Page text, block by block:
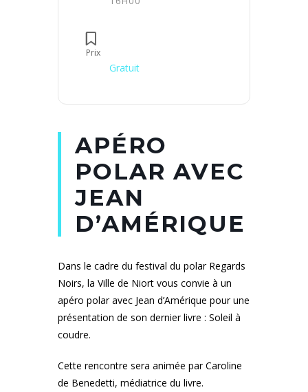
Prix
Gratuit
APÉRO
POLAR AVEC
JEAN
D’AMÉRIQUE
Dans le cadre du festival du polar Regards
Noirs, la Ville de Niort vous convie à un
apéro polar avec Jean d’Amérique pour une
présentation de son dernier livre : Soleil à
coudre.
Cette rencontre sera animée par Caroline
de Benedetti, médiatrice du livre.